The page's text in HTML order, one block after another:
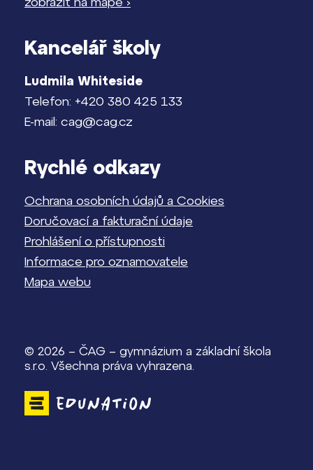
Kancelář školy
Ludmila Whiteside
Telefon: +420 380 425 133
E-mail: cag@cag.cz
Rychlé odkazy
Ochrana osobních údajů a Cookies
Doručovací a fakturační údaje
Prohlášení o přístupnosti
Informace pro oznamovatele
Mapa webu
© 2026 – ČAG – gymnázium a základní škola
s.r.o. Všechna práva vyhrazena.